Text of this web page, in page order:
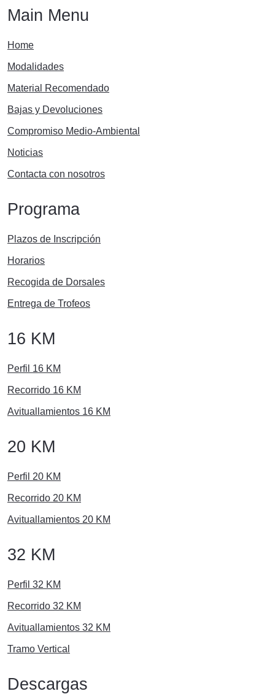
Main Menu
Home
Modalidades
Material Recomendado
Bajas y Devoluciones
Compromiso Medio-Ambiental
Noticias
Contacta con nosotros
Programa
Plazos de Inscripción
Horarios
Recogida de Dorsales
Entrega de Trofeos
16 KM
Perfil 16 KM
Recorrido 16 KM
Avituallamientos 16 KM
20 KM
Perfil 20 KM
Recorrido 20 KM
Avituallamientos 20 KM
32 KM
Perfil 32 KM
Recorrido 32 KM
Avituallamientos 32 KM
Tramo Vertical
Descargas